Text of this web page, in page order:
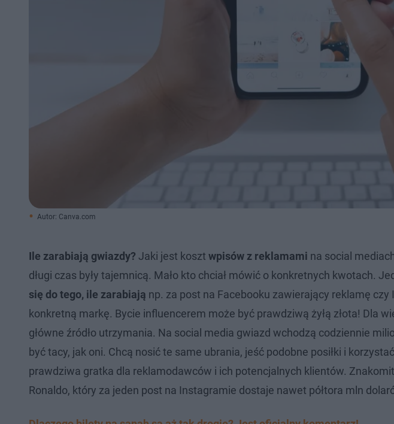
Autor: Canva.com
Ile zarabiają gwiazdy? Jaki jest koszt wpisów z reklamami na social
długi czas były tajemnicą. Mało kto chciał mówić o konkretnych kwotach.
się do tego, ile zarabiają np. za post na Facebooku zawierający reklamę
konkretną markę. Bycie influencerem może być prawdziwą żyłą złota! Dla
główne źródło utrzymania. Na social media gwiazd wchodzą codziennie
być tacy, jak oni. Chcą nosić te same ubrania, jeść podobne posiłki i
prawdziwa gratka dla reklamodawców i ich potencjalnych klientów.
Ronaldo, który za jeden post na Instagramie dostaje nawet półtora mln